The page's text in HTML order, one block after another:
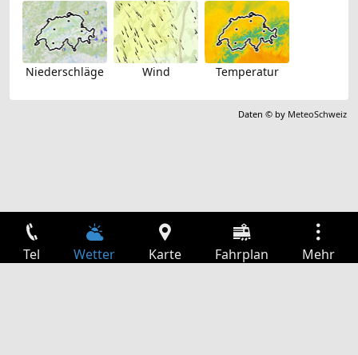
Niederschläge Wind Temperatur
Daten © by MeteoSchweiz
Tel Wetter Karte Fahrplan Mehr